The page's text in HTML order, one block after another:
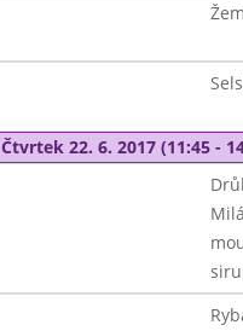
Čtvrtek 22. 6. 2017 (11:45 -